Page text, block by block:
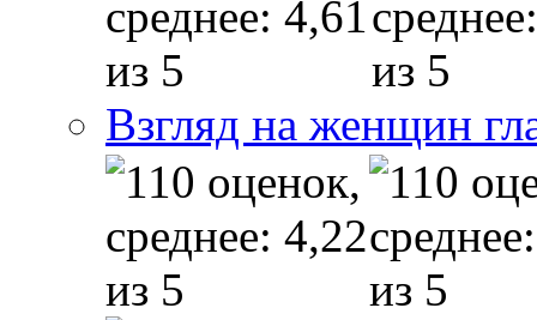
Взгляд на женщин